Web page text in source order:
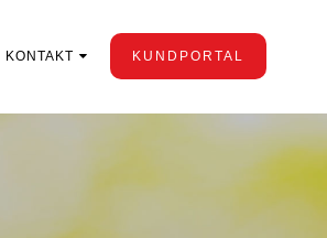
KONTAKT KUNDPORTAL